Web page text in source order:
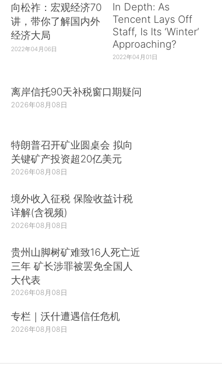
向松祚：宏观经济70
讲，带你了解国内外
经济大局
2022年04月06日
In Depth: As
Tencent Lays Off
Staff, Is Its ‘Winter’
Approaching?
2022年04月01日
离岸信托90天补税窗口期疑问
2026年08月08日
特朗普召开矿业圆桌会 拟向
关键矿产投资超20亿美元
2026年08月08日
境外收入征税 保险收益计税
详解(含视频)
2026年08月08日
贵州山脚树矿难致16人死亡近
三年 矿长涉罪被罢免全国人
大代表
2026年08月08日
专栏｜沃什遭遇信任危机
2026年08月08日